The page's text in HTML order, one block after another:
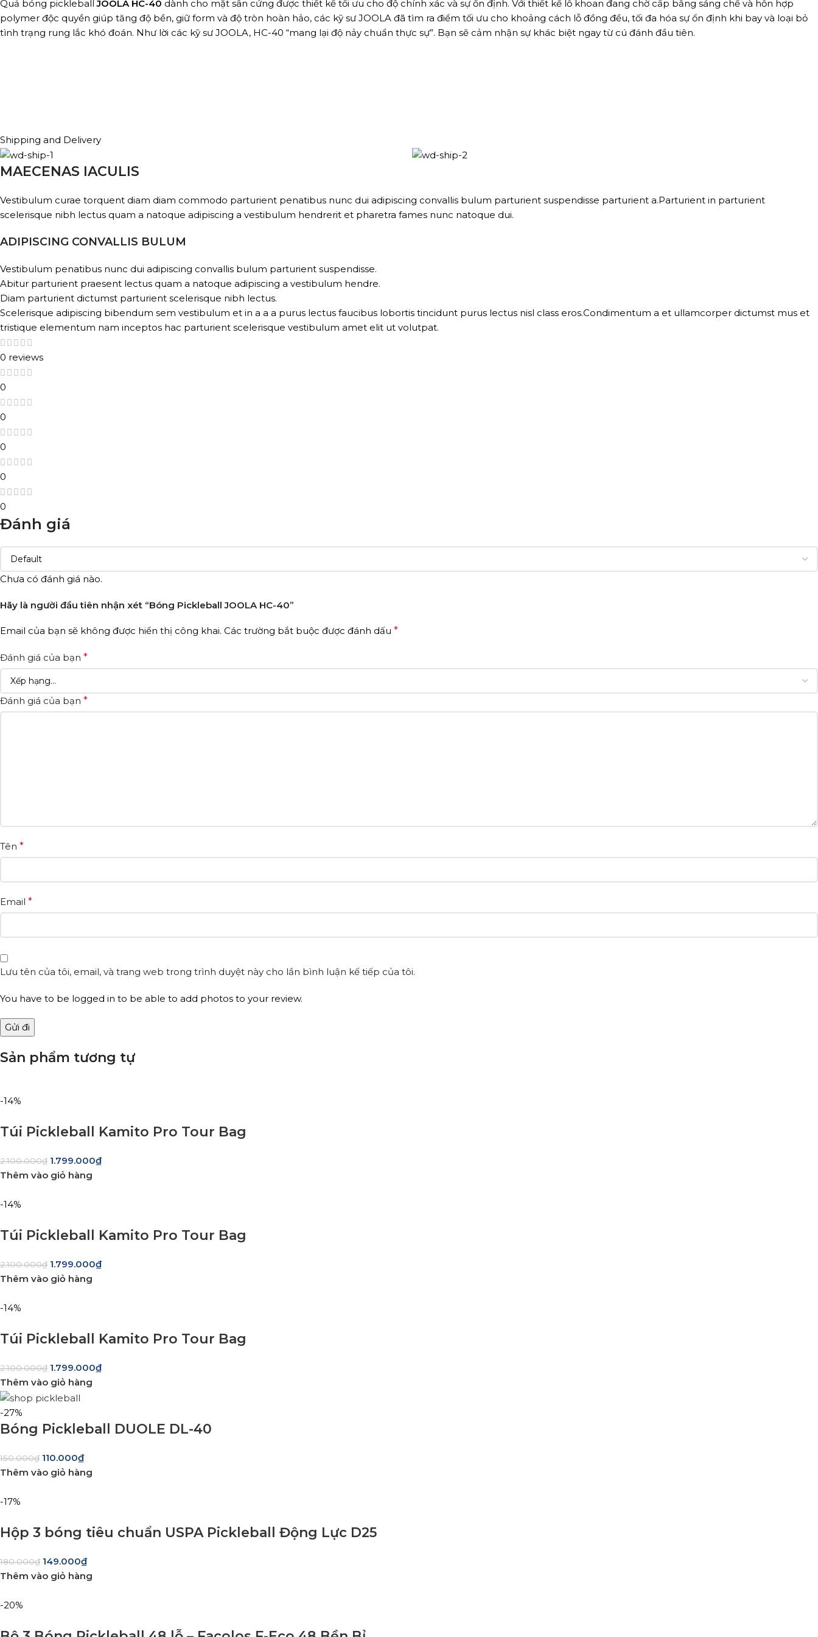
Quả bóng pickleballJOOLA HC-40 dành cho mặt sân cứng được thiết kế tối ưu cho độ chính xác và sự ổn định. Với thiết kế lỗ khoan đang chờ cấp bằng sáng chế và hỗn hợp
polymer độc quyền giúp tăng độ bền, giữ form và độ tròn hoàn hảo, các kỹ sư JOOLA đã tìm ra điểm tối ưu cho khoảng cách lỗ đồng đều, tối đa hóa sự ổn định khi bay và loại bỏ
tình trạng rung lắc khó đoán. Như lời các kỹ sư JOOLA, HC-40 “mang lại độ nảy chuẩn thực sự”. Bạn sẽ cảm nhận sự khác biệt ngay từ cú đánh đầu tiên.
Shipping and Delivery
MAECENAS IACULIS
Vestibulum curae torquent diam diam commodo parturient penatibus nunc dui adipiscing convallis bulum parturient suspendisse parturient a.Parturient in parturient
scelerisque nibh lectus quam a natoque adipiscing a vestibulum hendrerit et pharetra fames nunc natoque dui.
ADIPISCING CONVALLIS BULUM
Vestibulum penatibus nunc dui adipiscing convallis bulum parturient suspendisse.
Abitur parturient praesent lectus quam a natoque adipiscing a vestibulum hendre.
Diam parturient dictumst parturient scelerisque nibh lectus.
Scelerisque adipiscing bibendum sem vestibulum et in a a a purus lectus faucibus lobortis tincidunt purus lectus nisl class eros.Condimentum a et ullamcorper dictumst mus et
tristique elementum nam inceptos hac parturient scelerisque vestibulum amet elit ut volutpat.
0 reviews
0
0
0
0
0
Đánh giá
Chưa có đánh giá nào.
Hãy là người đầu tiên nhận xét “Bóng Pickleball JOOLA HC-40”
Email của bạn sẽ không được hiển thị công khai. Các trường bắt buộc được đánh dấu *
Đánh giá của bạn *
Đánh giá của bạn *
Tên *
Email *
Lưu tên của tôi, email, và trang web trong trình duyệt này cho lần bình luận kế tiếp của tôi.
You have to be logged in to be able to add photos to your review.
Sản phẩm tương tự
-14%
Túi Pickleball Kamito Pro Tour Bag
2.100.000₫ 1.799.000₫
Thêm vào giỏ hàng
-14%
Túi Pickleball Kamito Pro Tour Bag
2.100.000₫ 1.799.000₫
Thêm vào giỏ hàng
-14%
Túi Pickleball Kamito Pro Tour Bag
2.100.000₫ 1.799.000₫
Thêm vào giỏ hàng
-27%
Bóng Pickleball DUOLE DL-40
150.000₫ 110.000₫
Thêm vào giỏ hàng
-17%
Hộp 3 bóng tiêu chuẩn USPA Pickleball Động Lực D25
180.000₫ 149.000₫
Thêm vào giỏ hàng
-20%